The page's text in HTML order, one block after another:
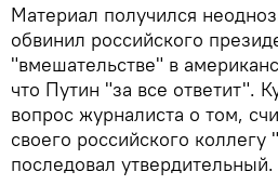
Материал получился
обвинил российского
"вмешательстве" в
что Путин "за все ответит".
вопрос журналиста о том,
своего российского
последовал утвердительный.